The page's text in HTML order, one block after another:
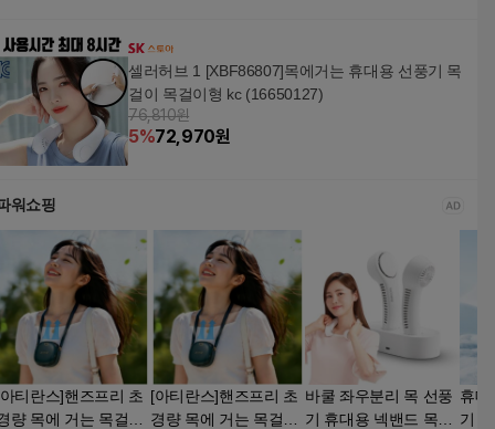
셀러허브 1 [XBF86807]목에거는 휴대용 선풍기 목
걸이 목걸이형 kc (16650127)
76,810원
5%72,970원
워쇼핑
티란스]핸즈프리 초
량 목에 거는 목걸이
[아티란스]핸즈프리 초
경량 목에 거는 목걸이
바쿨 좌우분리 목 선풍
기 휴대용 넥밴드 목에
휴대
기